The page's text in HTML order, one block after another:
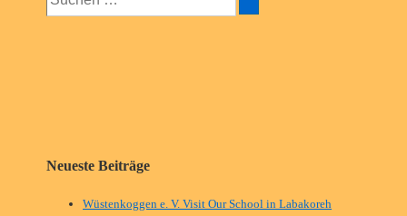
Neueste Beiträge
Wüstenkoggen e. V. Visit Our School in Labakoreh